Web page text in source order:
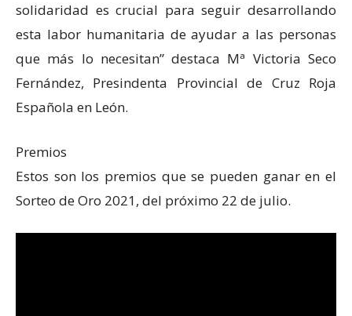
solidaridad es crucial para seguir desarrollando
esta labor humanitaria de ayudar a las personas
que más lo necesitan” destaca Mª Victoria Seco
Fernández, Presindenta Provincial de Cruz Roja
Española en León.
Premios
Estos son los premios que se pueden ganar en el
Sorteo de Oro 2021, del próximo 22 de julio.